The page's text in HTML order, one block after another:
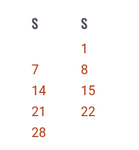
S S
1
7
8
14
15
21
22
28